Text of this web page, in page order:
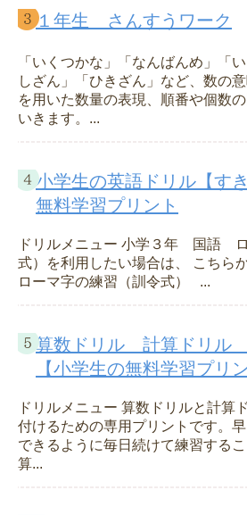
１年生 さんすうワーク
「いくつかな」「なんばんめ」「
しざん」「ひきざん」など、数の
を用いた数量の表現、順番や個数
いきます。...
小学生の英語ドリル【す
無料学習プリント
ドリルメニュー 小学３年 国語
式）を利用したい場合は、 こ
ローマ字の練習（訓令式） ...
算数ドリル 計算ドリル
【小学生の無料学習プリン
ドリルメニュー 算数ドリルと計算
付けるための専用プリントです。
できるように毎日続けて練習する
算...